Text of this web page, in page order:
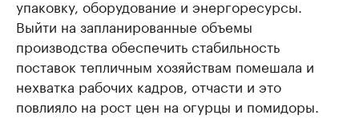
упаковку, оборудование и энергоресурсы.
Выйти на запланированные объемы
производства обеспечить стабильность
поставок тепличным хозяйствам помешала и
нехватка рабочих кадров, отчасти и это
повлияло на рост цен на огурцы и помидоры.